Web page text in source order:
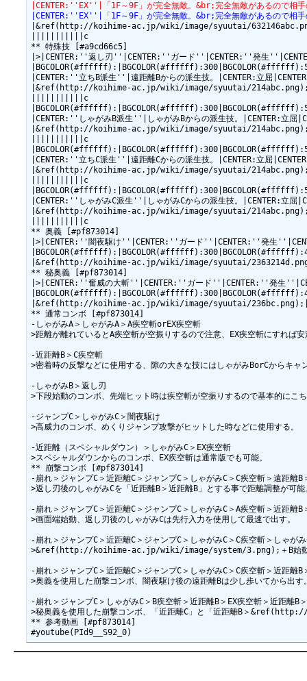
|CENTER:''EX''|「1F～9F」が完全無敵。&br;完全無敵があるので相
|CENTER:''EX''|「1F～9F」が完全無敵。&br;完全無敵があるので相
|&ref(http://koihime-ac.jp/wiki/image/syuutai/
|||||||||||c
** 特殊技 [#a9cd66c5]
|>|CENTER:''返し刃''|CENTER:''ガード''|CENTER:''発生
|CENTER:''立ちB派生''|遠距離Bからの派生技。|CENTER:立屈
|&ref(http://koihime-ac.jp/wiki/image/syuutai/
|||||||||||c
|CENTER:''しゃがみB派生''|しゃがみBからの派生技。|CENTER:立屈
|&ref(http://koihime-ac.jp/wiki/image/syuutai/
|||||||||||c
|CENTER:''立ちC派生''|遠距離Cからの派生技。|CENTER:立屈
|&ref(http://koihime-ac.jp/wiki/image/syuutai/
|||||||||||c
|CENTER:''しゃがみC派生''|しゃがみCからの派生技。|CENTER:立屈
|&ref(http://koihime-ac.jp/wiki/image/syuutai/
|||||||||||c
** 奥義 [#pf873014]
|>|CENTER:''闇夜駆け''|CENTER:''ガード''|CENTER:''発生
|&ref(http://koihime-ac.jp/wiki/image/syuutai/2363214d.png);|「1F
** 秘奥義 [#pf873014]
|>|CENTER:''奮威の大斬''|CENTER:''ガード''|CENTER:''発生
|&ref(http://koihime-ac.jp/wiki/image/syuutai/236bc.png);|その場で
** 通常コンボ [#pf873014]
-しゃがみA＞しゃがみA＞A疾空斬orEX疾空斬
>距離が離れているとA疾空斬が空振りするので注意、EX疾空斬にすれば
-近距離B＞C疾空斬
>密着時の反撃などに使用する、隙の大きな技にはしゃがみBorCからキャ
-しゃがみB＞返し刃
>下段始動のコンボ、先端ヒット時は疾空斬が空振りするので基本的にこ
-ジャンプC＞しゃがみC＞闇夜駆け
>高威力のコンボ、めくりジャンプ攻撃がヒットした時などに使用する。
-近距離（スペシャルダウン）＞しゃがみC＞EX疾空斬
>スペシャルダウンからのコンボ、EX疾空斬は通常版でも可能。
** 崩撃コンボ [#pf873014]
-崩れ＞ジャンプC＞近距離C＞ジャンプC＞しゃがみC＞C疾空斬＞
>返し刃後のしゃがみCを「近距離B＞近距離B」とする事で距離調整が可能
-崩れ＞ジャンプC＞近距離C＞ジャンプC＞しゃがみC＞A疾空斬＞
>画面端始動、返し刃後のしゃがみCは先行入力を使用して最速で出す。
-崩れ＞ジャンプC＞近距離C＞ジャンプC＞しゃがみC＞C疾空斬＞しゃが
>&ref(http://koihime-ac.jp/wiki/image/system/3.png);＋B始動のコ
-崩れ＞ジャンプC＞近距離C＞ジャンプC＞しゃがみC＞C疾空斬＞近
>奥義を使用した崩撃コンボ、闇夜駆け後の遠距離Bは少し歩いてから出す
-崩れ＞ジャンプC＞しゃがみC＞B疾空斬＞近距離B＞EX疾空斬＞近
>秘奥義を使用した崩撃コンボ、「近距離C」と「近距離B＞
** 参考動画 [#pf873014]